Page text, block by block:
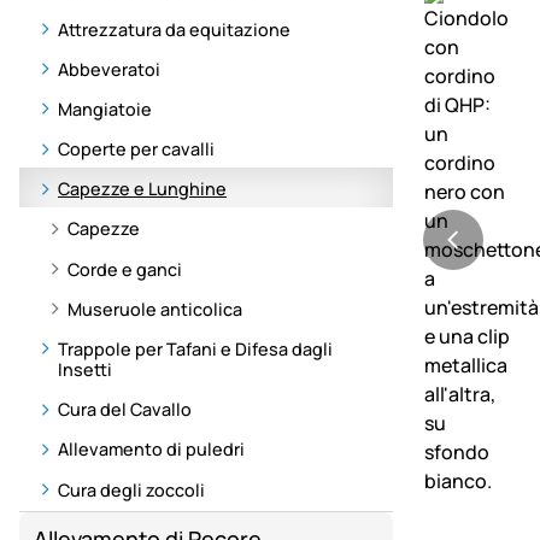
Attrezzatura da equitazione
Abbeveratoi
Mangiatoie
Coperte per cavalli
Capezze e Lunghine
Capezze
Corde e ganci
Museruole anticolica
Trappole per Tafani e Difesa dagli
Insetti
Cura del Cavallo
Allevamento di puledri
Cura degli zoccoli